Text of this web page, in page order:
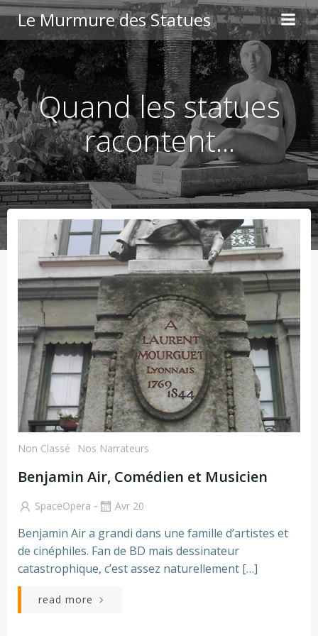
Aller
au
contenu
Le Murmure des Statues
Quand les statues
racontent...
Non Classé Nos Narrateurs
Benjamin Air, Comédien et Musicien
SpaceOpera - Avr 20
Benjamin Air a grandi dans une famille d’artistes et
de cinéphiles. Fan de BD mais dessinateur
catastrophique, c’est assez naturellement […]
read more